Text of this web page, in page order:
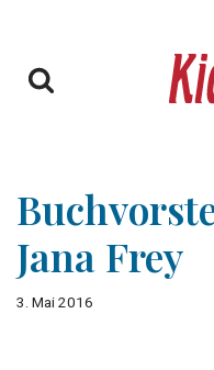
Inhalt
Jana Frey
3. Mai 2016